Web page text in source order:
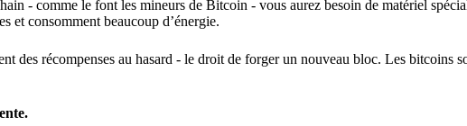
- comme le font les mineurs de Bitcoin - vous aurez besoin de matériel
et consomment beaucoup d’énergie.
des récompenses au hasard - le droit de forger un nouveau bloc. Les bitcoins